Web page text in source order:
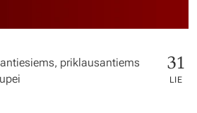
priklausantiems
31
LIE